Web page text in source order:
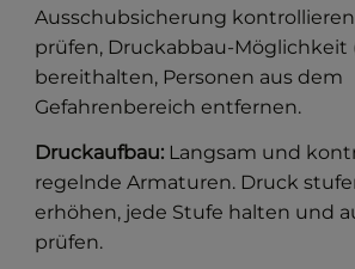
Ausschubsicherung
prüfen, Druckabbau-Möglichkeit
bereithalten, Personen aus dem
Gefahrenbereich entfernen.
Druckaufbau: Langsam und
regelnde Armaturen. Druck
erhöhen, jede Stufe halten und
prüfen.